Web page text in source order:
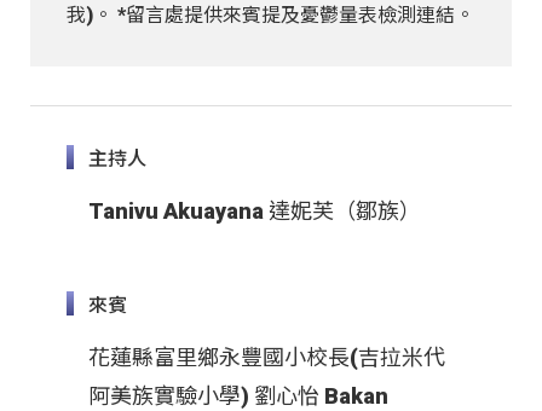
我)。 *留言處提供來賓提及憂鬱量表檢測連結。
主持人
Tanivu Akuayana 達妮芙（鄒族）
來賓
花蓮縣富里鄉永豐國小校長(吉拉米代
阿美族實驗小學) 劉心怡 Bakan